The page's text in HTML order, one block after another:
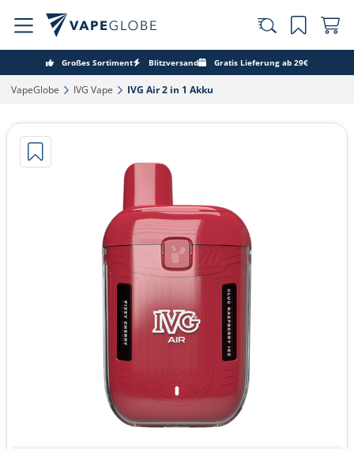
Großes Sortiment Blitzversand Gratis Lieferung ab 29€
VapeGlobe‎ IVG Vape‎ IVG Air 2 in 1 Akku‎